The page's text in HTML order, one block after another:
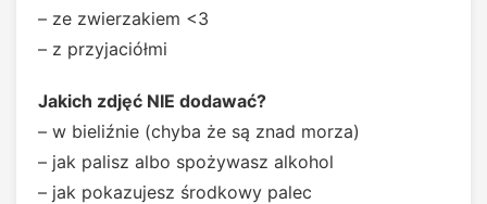
– ze zwierzakiem <3
– z przyjaciółmi
Jakich zdjęć NIE dodawać?
– w bieliźnie (chyba że są znad morza)
– jak palisz albo spożywasz alkohol
– jak pokazujesz środkowy palec